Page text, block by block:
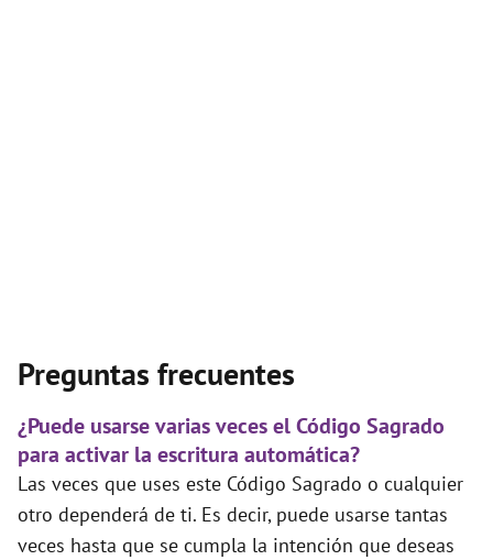
Preguntas frecuentes
¿Puede usarse varias veces el Código Sagrado
para activar la escritura automática?
Las veces que uses este Código Sagrado o cualquier
otro dependerá de ti. Es decir, puede usarse tantas
veces hasta que se cumpla la intención que deseas